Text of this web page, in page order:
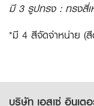
มี 3 รูปทรง : ทรงสี่
*มี 4 สีจัดจำหน่าย (
บริษัท เอสเซ่ อินเต